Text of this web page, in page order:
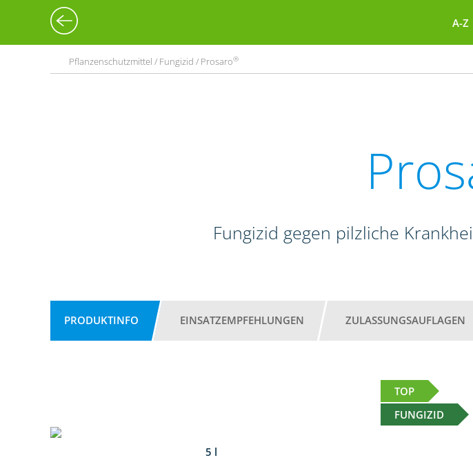
A-Z
Pflanzenschutzmittel / Fungizid / Prosaro®
Fungizid gegen pilzliche
PRODUKTINFO EINSATZEMPFEHLUNGEN ZULASSUNGSAUFLAGEN
TOP
FUNGIZID
5 l